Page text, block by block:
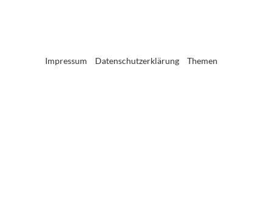
Impressum Datenschutzerklärung Themen